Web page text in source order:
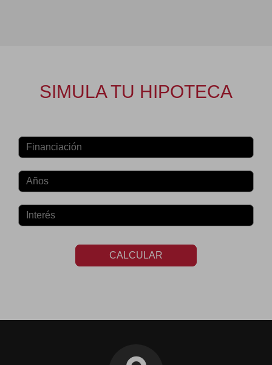
SIMULA TU HIPOTECA
CALCULAR